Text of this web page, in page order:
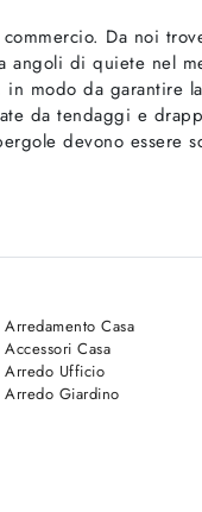
Da noi
angoli di quiete nel
modo da garantire
da tendaggi e
devono essere
Arredamento Casa
Accessori Casa
Arredo Ufficio
Arredo Giardino